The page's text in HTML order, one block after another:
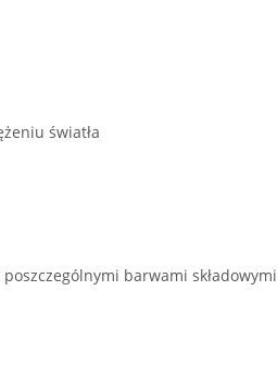
światła
barwami składowymi